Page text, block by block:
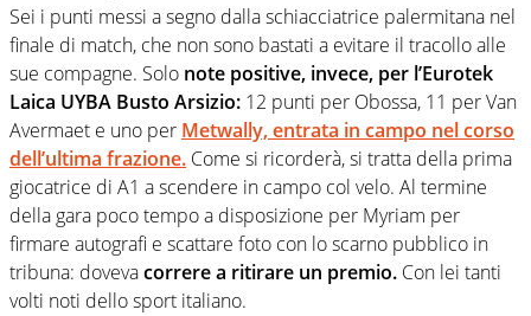
Sei i punti messi a segno dalla schiacciatrice palermitana nel
finale di match, che non sono bastati a evitare il tracollo alle
sue compagne. Solo note positive, invece, per l’Eurotek
Laica UYBA Busto Arsizio: 12 punti per Obossa, 11 per Van
Avermaet e uno per Metwally, entrata in campo nel corso
dell’ultima frazione. Come si ricorderà, si tratta della prima
giocatrice di A1 a scendere in campo col velo. Al termine
della gara poco tempo a disposizione per Myriam per
firmare autografi e scattare foto con lo scarno pubblico in
tribuna: dovevacorrere a ritirare un premio. Con lei tanti
volti noti dello sport italiano.